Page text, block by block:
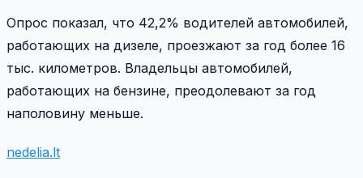
Опрос показал, что 42,2% водителей автомобилей,
работающих на дизеле, проезжают за год более 16
тыс. километров. Владельцы автомобилей,
работающих на бензине, преодолевают за год
наполовину меньше.
nedelia.lt